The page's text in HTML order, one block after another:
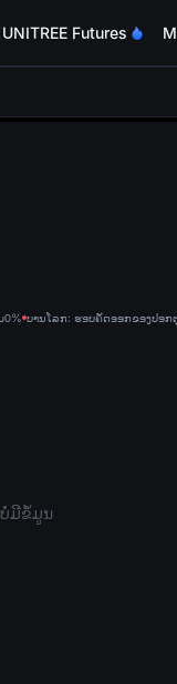
UNITREE Futures
0% ບານໂລກ: ຮອບຄັດອອກຂອງປອ
ບໍ່ມີຂໍ້ມູນ